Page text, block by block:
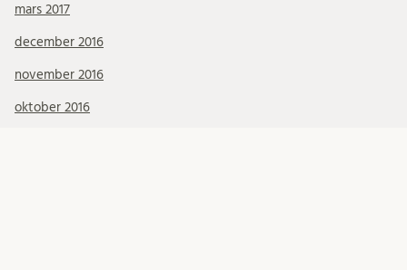
mars 2017
december 2016
november 2016
oktober 2016